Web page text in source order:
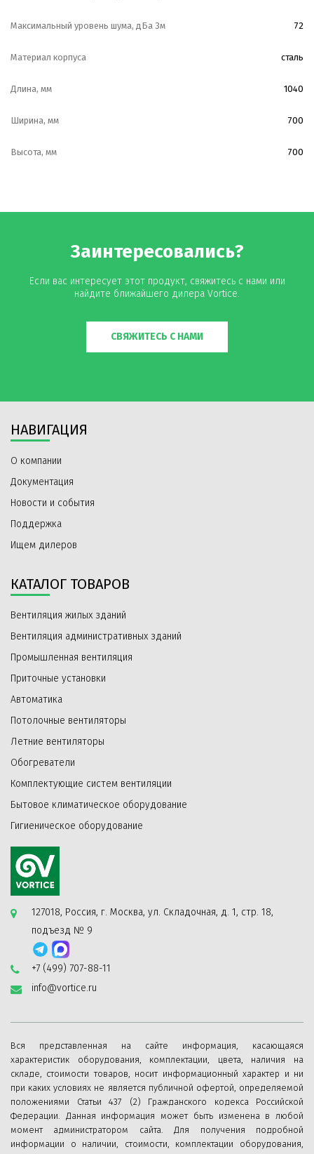
Максимальный уровень шума, дБа 3м 72
Материал корпуса сталь
Длина, мм 1040
Ширина, мм 700
Высота, мм 700
Заинтересовались?
Если вас интересует этот продукт, свяжитесь с нами или
найдите ближайшего дилера Vortice.
СВЯЖИТЕСЬ С НАМИ
НАВИГАЦИЯ
О компании
Документация
Новости и события
Поддержка
Ищем дилеров
КАТАЛОГ ТОВАРОВ
Вентиляция жилых зданий
Вентиляция административных зданий
Промышленная вентиляция
Приточные установки
Автоматика
Потолочные вентиляторы
Летние вентиляторы
Обогреватели
Комплектующие систем вентиляции
Бытовое климатическое оборудование
Гигиеническое оборудование
127018, Россия, г. Москва, ул. Складочная, д. 1, стр. 18,
подъезд № 9
+7 (499) 707-88-11
info@vortice.ru
Вся представленная на сайте информация, касающаяся
характеристик оборудования, комплектации, цвета, наличия на
складе, стоимости товаров, носит информационный характер и ни
при каких условиях не является публичной офертой, определяемой
положениями Статьи 437 (2) Гражданского кодекса Российской
Федерации. Данная информация может быть изменена в любой
момент администратором сайта. Для получения подробной
информации о наличии, стоимости, комплектации оборудования,